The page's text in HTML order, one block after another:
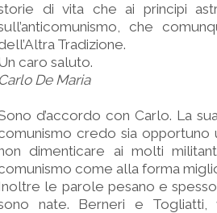
di vita che ai principi
che
Tradizione.
caro saluto.
Carlo De Maria
d’accordo con Carlo. La
credo sia
dimenticare ai molti
come alla forma
le parole pesano e
nate. Berneri e Togliatti,